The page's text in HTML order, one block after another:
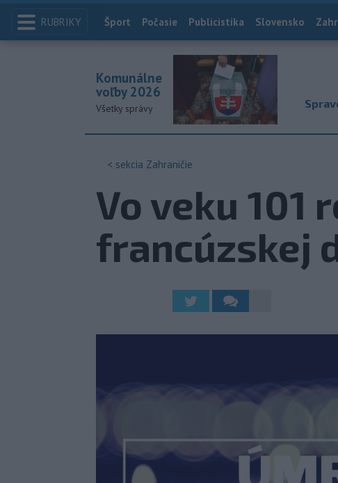
RUBRIKY Index
Šport Počasie Publicistika Slovensko
Komunálne
voľby 2026
Všetky správy
< sekcia Zahraničie
Vo veku 101
francúzskej